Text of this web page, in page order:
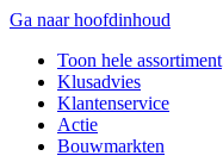
Ga naar hoofdinhoud
Toon hele assortiment
Klusadvies
Klantenservice
Actie
Bouwmarkten